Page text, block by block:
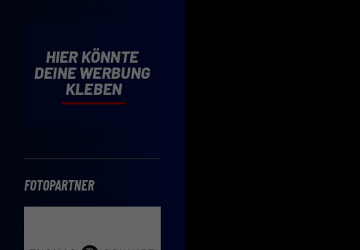
FOTOPARTNER